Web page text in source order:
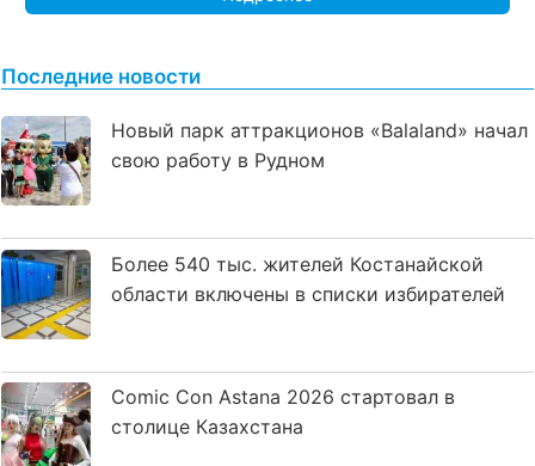
Последние новости
Новый парк аттракционов «Balaland» начал
свою работу в Рудном
Более 540 тыс. жителей Костанайской
области включены в списки избирателей
Comic Con Astana 2026 стартовал в
столице Казахстана